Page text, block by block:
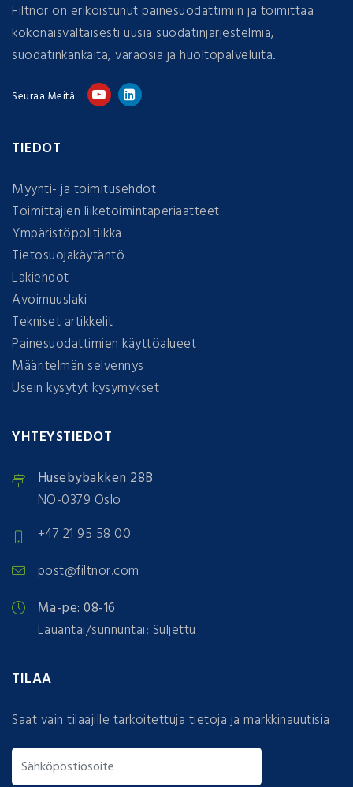
Filtnor on erikoistunut painesuodattimiin ja toimittaa
kokonaisvaltaisesti uusia suodatinjärjestelmiä,
suodatinkankaita, varaosia ja huoltopalveluita.
Seuraa Meitä:
TIEDOT
Myynti- ja toimitusehdot
Toimittajien liiketoimintaperiaatteet
Ympäristöpolitiikka
Tietosuojakäytäntö
Lakiehdot
Avoimuuslaki
Tekniset artikkelit
Painesuodattimien käyttöalueet
Määritelmän selvennys
Usein kysytyt kysymykset
YHTEYSTIEDOT
Husebybakken 28B
NO-0379 Oslo
+47 21 95 58 00
post@filtnor.com
Ma-pe: 08-16
Lauantai/sunnuntai: Suljettu
TILAA
Saat vain tilaajille tarkoitettuja tietoja ja markkinauutisia